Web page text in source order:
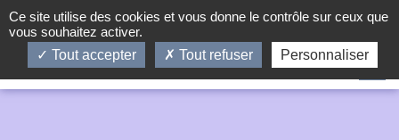
Panneau de gestion des cookies
Ce site utilise des cookies et vous donne le contrôle sur ceux que
vous souhaitez activer.
Tout accepter
Tout refuser Personnaliser
Infos Pratiques Contact En Fr